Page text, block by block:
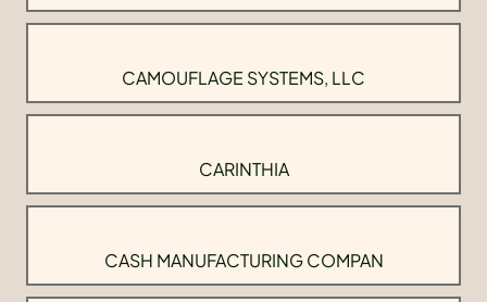
CAMOUFLAGE SYSTEMS, LLC
CARINTHIA
CASH MANUFACTURING COMPAN